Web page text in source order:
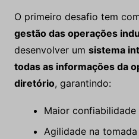
O primeiro desafio tem
gestão das operações
desenvolver um sistema
todas as informações da
diretório, garantindo:
Maior confiabilidade
Agilidade na